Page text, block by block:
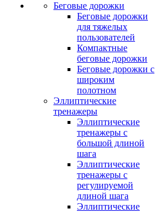
Беговые дорожки
Беговые дорожки
для тяжелых
пользователей
Компактные
беговые дорожки
Беговые дорожки с
широким
полотном
Эллиптические
тренажеры
Эллиптические
тренажеры с
большой длиной
шага
Эллиптические
тренажеры с
регулируемой
длиной шага
Эллиптические